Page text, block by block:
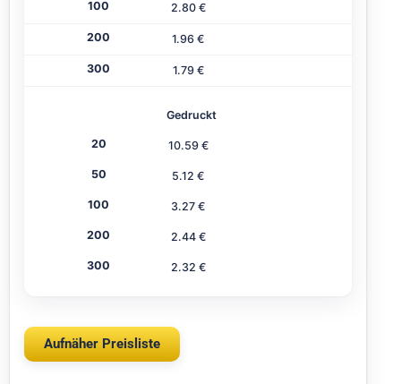
2.80 €
1.96 €
1.79 €
Gedruckt
10.59 €
5.12 €
3.27 €
2.44 €
2.32 €
Aufnäher Preisliste